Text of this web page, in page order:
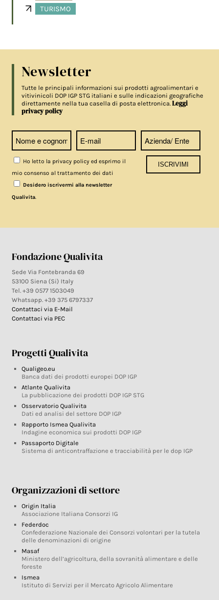
TURISMO
Newsletter
Tutte le principali informazioni sui prodotti agroalimentari e
vitivinicoli DOP IGP STG italiani e sulle indicazioni geografiche
direttamente nella tua casella di posta elettronica.Leggi
privacy policy
Ho letto la privacy policy ed esprimo il
mio consenso al trattamento dei dati
Desidero iscrivermi alla newsletter
Qualivita.
Fondazione Qualivita
Sede Via Fontebranda 69
53100 Siena (Si) Italy
Tel. +39 0577 1503049
Whatsapp. +39 375 6797337
Contattaci via E-Mail
Contattaci via PEC
Progetti Qualivita
Qualigeo.eu
Banca dati dei prodotti europei DOP IGP
Atlante Qualivita
La pubblicazione dei prodotti DOP IGP STG
Osservatorio Qualivita
Dati ed analisi del settore DOP IGP
Rapporto Ismea Qualivita
Indagine economica sui prodotti DOP IGP
Passaporto Digitale
Sistema di anticontraffazione e tracciabilità per le dop IGP
Organizzazioni di settore
Origin Italia
Associazione Italiana Consorzi IG
Federdoc
Confederazione Nazionale dei Consorzi volontari per la tutela
delle denominazioni di origine
Masaf
Ministero dell’agricoltura, della sovranità alimentare e delle
foreste
Ismea
Istituto di Servizi per il Mercato Agricolo Alimentare